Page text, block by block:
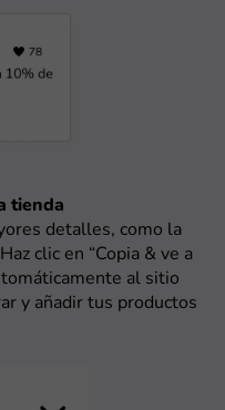
tienda
detalles, como la
clic en “Copia & ve a
al sitio
y añadir tus productos